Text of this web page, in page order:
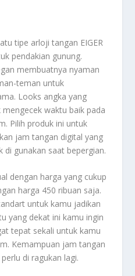
tipe arloji tangan EIGER
pendakian gunung.
membuatnya nyaman
teman untuk
Looks angka yang
waktu baik pada
Pilih produk ini untuk
jam tangan digital yang
gunakan saat bepergian.
dengan harga yang cukup
harga 450 ribuan saja.
untuk kamu jadikan
yang dekat ini kamu ingin
tepat sekali untuk kamu
Kemampuan jam tangan
di ragukan lagi.